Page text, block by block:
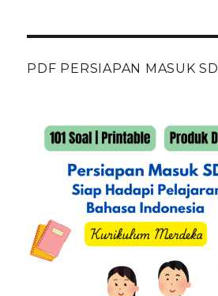
PDF PERSIAPAN MASUK SD